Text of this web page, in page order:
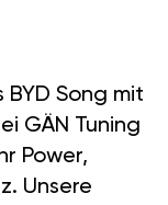
Song mit
GÄN Tuning
Power,
Unsere